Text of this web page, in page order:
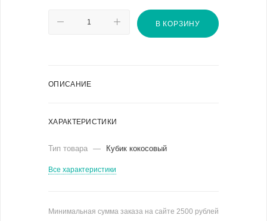
В КОРЗИНУ
ОПИСАНИЕ
ХАРАКТЕРИСТИКИ
Тип товара — Кубик кокосовый
Все характеристики
Минимальная сумма заказа на сайте 2500 рублей